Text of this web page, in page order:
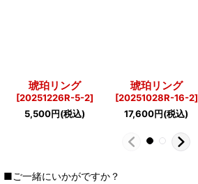
琥珀リング
[20251226R-5-2]
5,500円(税込)
琥珀リング
[20251028R-16-2]
17,600円(税込)
■ご一緒にいかがですか？